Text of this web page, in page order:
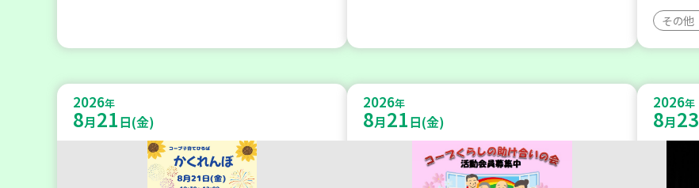
その他
2026年
8月21日(金)
2026年
8月21日(金)
2026年
8月23